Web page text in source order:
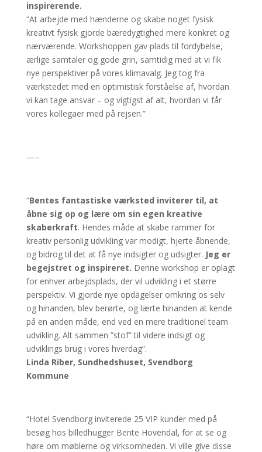
inspirerende.
“At arbejde med hænderne og skabe noget fysisk
kreativt fysisk gjorde bæredygtighed mere konkret og
nærværende. Workshoppen gav plads til fordybelse,
ærlige samtaler og gode grin, samtidig med at vi fik
nye perspektiver på vores klimavalg. Jeg tog fra
værkstedet med en optimistisk forståelse af, hvordan
vi kan tage ansvar – og vigtigst af alt, hvordan vi får
vores kollegaer med på rejsen.”
—–
“Bentes fantastiske værksted inviterer til, at
åbne sig op og lære om sin egen kreative
skaberkraft. Hendes måde at skabe rammer for
kreativ personlig udvikling var modigt, hjerte åbnende,
og bidrog til det at få nye indsigter og udsigter. Jeg er
begejstret og inspireret. Denne workshop er oplagt
for enhver arbejdsplads, der vil udvikling i et større
perspektiv. Vi gjorde nye opdagelser omkring os selv
og hinanden, blev berørte, og lærte hinanden at kende
på en anden måde, end ved en mere traditionel team
udvikling. Alt sammen ”stof” til videre indsigt og
udviklings brug i vores hverdag”.
Linda Riber, Sundhedshuset, Svendborg
Kommune
“Hotel Svendborg inviterede 25 VIP kunder med på
besøg hos billedhugger Bente Hovendal, for at se og
høre om møblerne og virksomheden. Vi ville give disse